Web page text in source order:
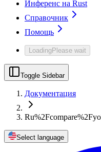
Инференс на Rust
Справочник
Помощь
LoadingPlease wait
Toggle Sidebar
Документация
Select language